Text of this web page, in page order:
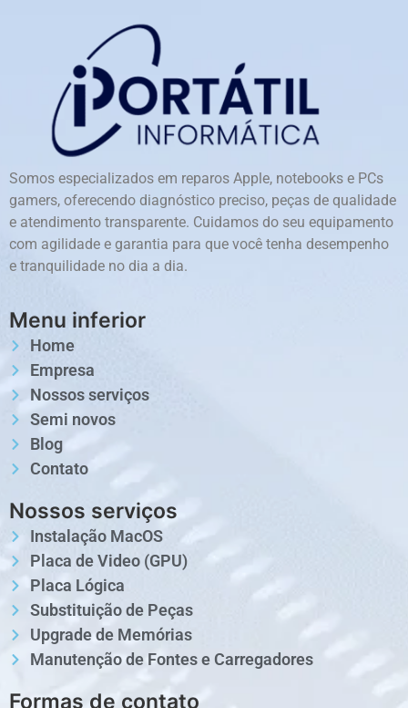
Somos especializados em reparos Apple, notebooks e PCs
gamers, oferecendo diagnóstico preciso, peças de qualidade
e atendimento transparente. Cuidamos do seu equipamento
com agilidade e garantia para que você tenha desempenho
e tranquilidade no dia a dia.
Menu inferior
Home
Empresa
Nossos serviços
Semi novos
Blog
Contato
Nossos serviços
Instalação MacOS
Placa de Video (GPU)
Placa Lógica
Substituição de Peças
Upgrade de Memórias
Manutenção de Fontes e Carregadores
Formas de contato